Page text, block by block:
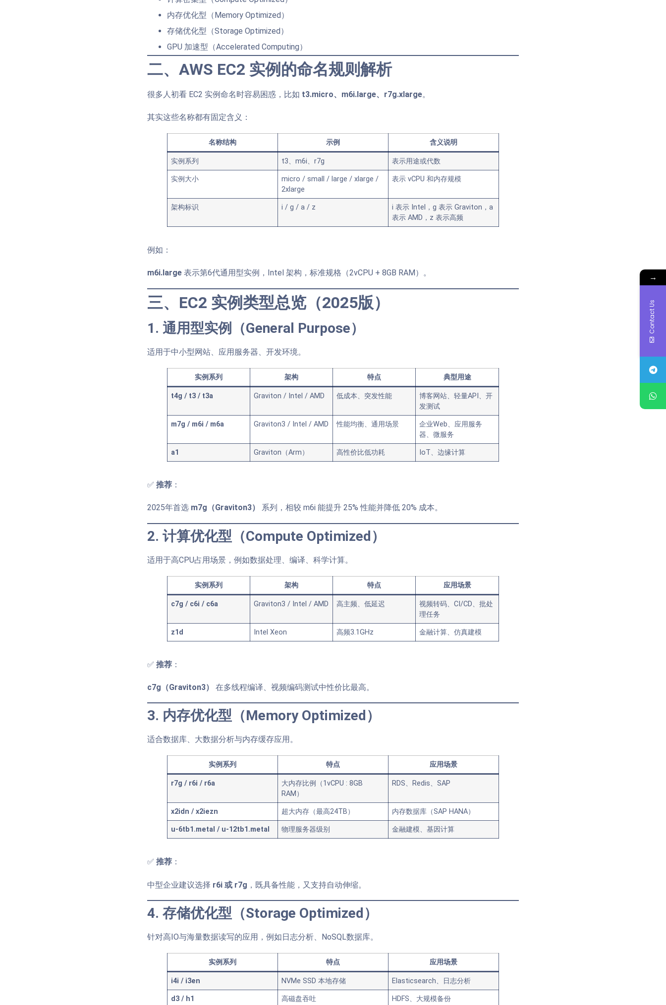
内存优化型（Memory Optimized）
存储优化型（Storage Optimized）
GPU 加速型（Accelerated Computing）
二、AWS EC2 实例的命名规则解析
很多人初看 EC2 实例命名时容易困惑，比如 t3.micro、m6i.large、r7g.xlarge。
其实这些名称都有固定含义：
名称结构 示例 含义说明
实例系列 t3、m6i、r7g 表示用途或代数
实例大小
micro / small / large / xlarge /
2xlarge
表示 vCPU 和内存规模
架构标识 i / g / a / z
i 表示 Intel，g 表示 Graviton，a
表示 AMD，z 表示高频
例如：
m6i.large 表示第6代通用型实例，Intel 架构，标准规格（2vCPU + 8GB RAM）。
三、EC2 实例类型总览（2025版）
1. 通用型实例（General Purpose）
适用于中小型网站、应用服务器、开发环境。
实例系列 架构 特点 典型用途
t4g / t3 / t3a Graviton / Intel / AMD 低成本、突发性能
博客网站、轻量API、开
发测试
m7g / m6i / m6a Graviton3 / Intel / AMD 性能均衡、通用场景
企业Web、应用服务
器、微服务
a1 Graviton（Arm） 高性价比低功耗 IoT、边缘计算
✅ 推荐 ：
2025年首选 m7g（Graviton3） 系列，相较 m6i 能提升 25% 性能并降低 20% 成本。
2. 计算优化型（Compute Optimized）
适用于高CPU占用场景，例如数据处理、编译、科学计算。
实例系列 架构 特点 应用场景
c7g / c6i / c6a Graviton3 / Intel / AMD 高主频、低延迟
视频转码、CI/CD、批处
理任务
z1d Intel Xeon 高频3.1GHz 金融计算、仿真建模
✅ 推荐 ：
c7g（Graviton3） 在多线程编译、视频编码测试中性价比最高。
3. 内存优化型（Memory Optimized）
适合数据库、大数据分析与内存缓存应用。
实例系列 特点 应用场景
r7g / r6i / r6a
大内存比例（1vCPU : 8GB
RAM）
RDS、Redis、SAP
x2idn / x2iezn 超大内存（最高24TB） 内存数据库（SAP HANA）
u-6tb1.metal / u-12tb1.metal 物理服务器级别 金融建模、基因计算
✅ 推荐 ：
中型企业建议选择 r6i 或 r7g ，既具备性能，又支持自动伸缩。
4. 存储优化型（Storage Optimized）
针对高IO与海量数据读写的应用，例如日志分析、NoSQL数据库。
实例系列 特点 应用场景
i4i / i3en NVMe SSD 本地存储 Elasticsearch、日志分析
d3 / h1 高磁盘吞吐 HDFS、大规模备份
→
Contact Us